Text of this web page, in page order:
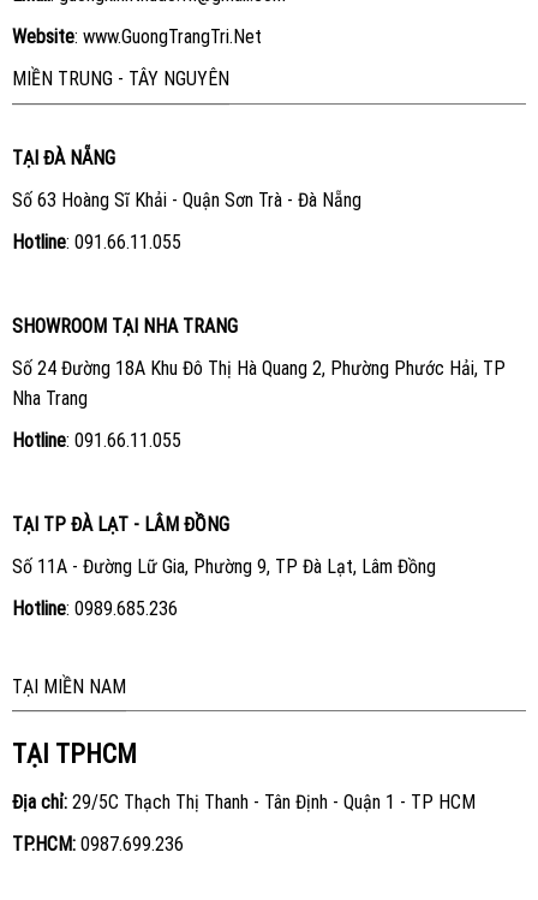
Website: www.GuongTrangTri.Net
MIỀN TRUNG - TÂY NGUYÊN
TẠI ĐÀ NẴNG
Số 63 Hoàng Sĩ Khải - Quận Sơn Trà - Đà Nẵng
Hotline: 091.66.11.055
SHOWROOM TẠI NHA TRANG
Số 24 Đường 18A Khu Đô Thị Hà Quang 2, Phường Phước Hải, TP
Nha Trang
Hotline: 091.66.11.055
TẠI TP ĐÀ LẠT - LÂM ĐỒNG
Số 11A - Đường Lữ Gia, Phường 9, TP Đà Lạt, Lâm Đồng
Hotline: 0989.685.236
TẠI MIỀN NAM
TẠI TPHCM
Địa chỉ:29/5C Thạch Thị Thanh - Tân Định - Quận 1 - TP HCM
TP.HCM: 0987.699.236